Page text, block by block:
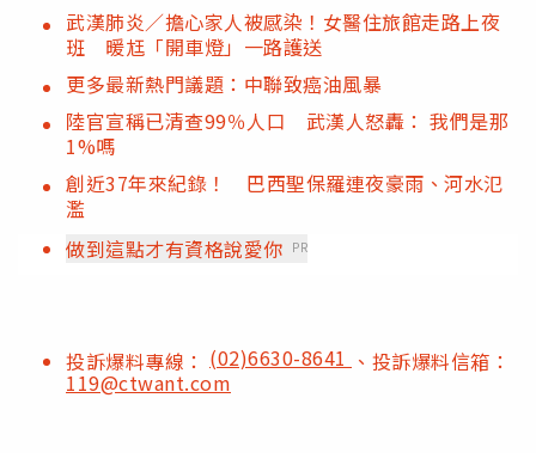
武漢肺炎／擔心家人被感染！女醫住旅館走路上夜
班 暖尪「開車燈」一路護送
更多最新熱門議題：中聯致癌油風暴
陸官宣稱已清查99％人口 武漢人怒轟： 我們是那
1%嗎
創近37年來紀錄！ 巴西聖保羅連夜豪雨、河水氾
濫
做到這點才有資格說愛你 PR
投訴爆料專線： (02)6630-8641 、投訴爆料信箱：
119@ctwant.com